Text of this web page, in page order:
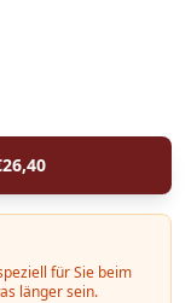
26,40
für Sie beim
länger sein.